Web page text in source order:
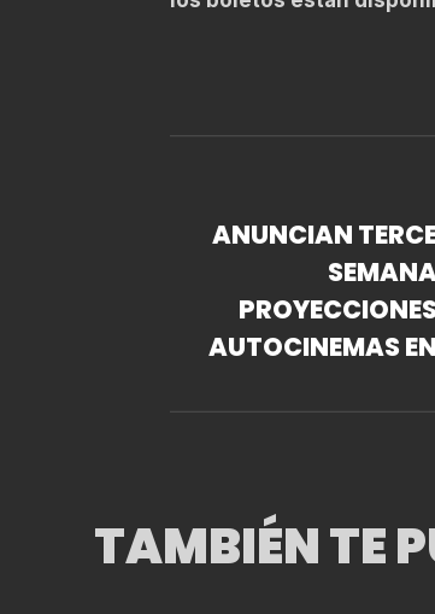
ANUNCIAN
AUTOCINEMAS EN
TAMBIÉN TE